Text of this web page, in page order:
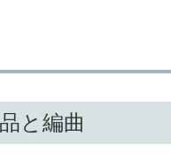
と編曲